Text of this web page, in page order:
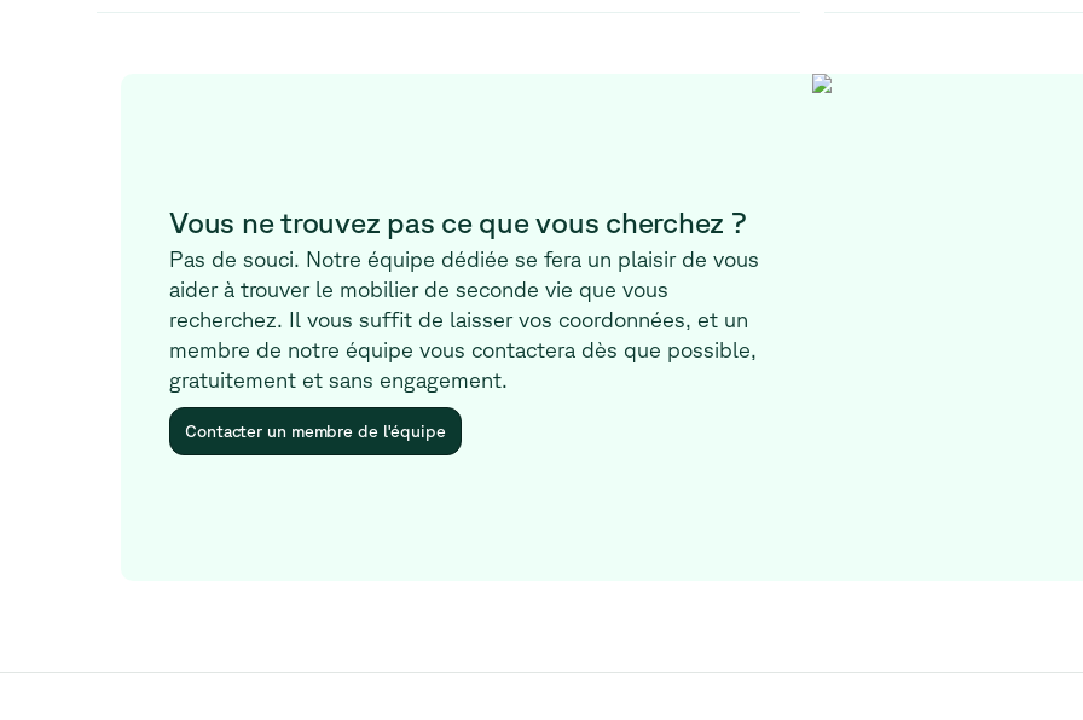
Chaque fiche produit contient des informations détaillées sur les dimensions, les
Nous proposons la livraison
logistics@relievefurniture.com
Vous ne trouvez pas ce que vous cherchez ?
Pas de souci. Notre équipe dédiée se fera un plaisir de vous
aider à trouver le mobilier de seconde vie que vous
recherchez. Il vous suffit de laisser vos coordonnées, et un
membre de notre équipe vous contactera dès que possible,
gratuitement et sans engagement.
Contacter un membre de l'équipe